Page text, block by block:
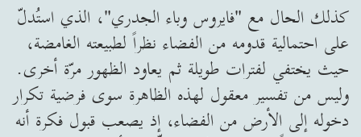
كذلك الحال مع "فايروس وباء الجدري"، الذي استُدلّ
على احتمالية قدومه من الفضاء نظراً لطبيعته الغامضة،
حيث يختفي لفترات طويلة ثم يعاود الظهور مرّة أخرى.
وليس من تفسير معقول لهذه الظاهرة سوى فرضية تكرار
دخوله إلى الأرض من الفضاء، إذ يصعب قبول فكرة أنه